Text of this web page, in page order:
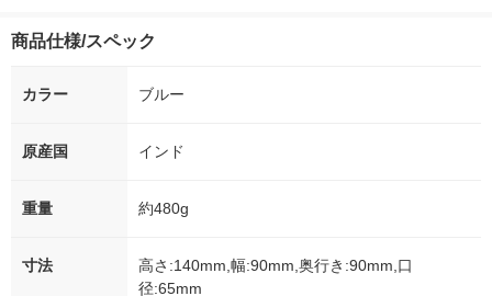
商品仕様/スペック
カラー ブルー
原産国 インド
重量 約480g
寸法
高さ:140mm,幅:90mm,奥行き:90mm,口
径:65mm